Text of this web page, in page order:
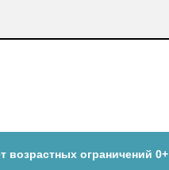
Саша.
их
возрастных ограничений 0+